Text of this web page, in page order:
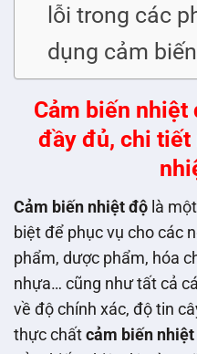
lỗi trong các
dụng cảm
Cảm biến nhiệt
đầy đủ, chi tiết
Cảm biến nhiệt độ là
biệt để phục vụ cho các
phẩm, dược phẩm, hóa
nhựa… cũng như tất cả
về độ chính xác, độ tin
thực chất cảm biến